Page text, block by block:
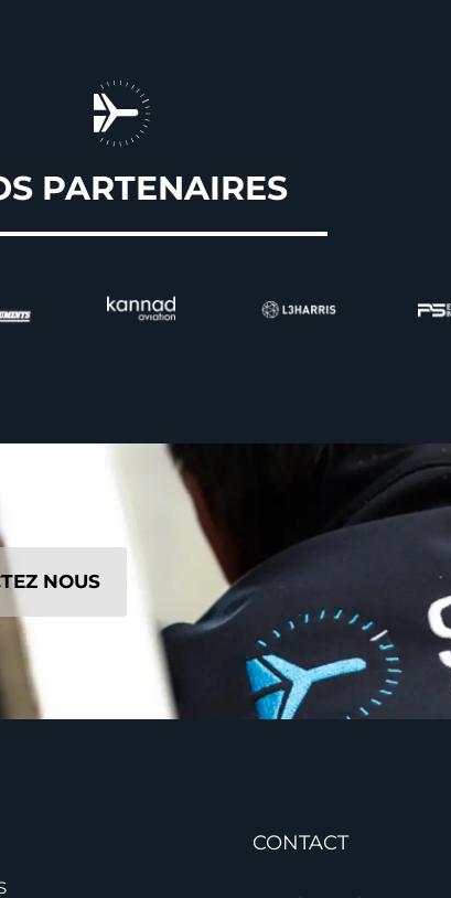
PARTENAIRES
NOUS
CONTACT